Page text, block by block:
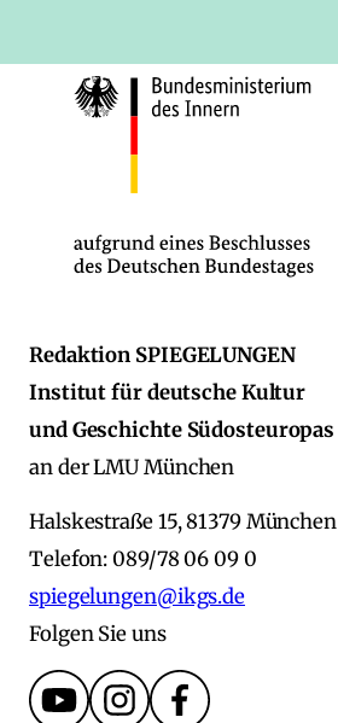
Redaktion SPIEGELUNGEN
Institut für deutsche Kultur
und Geschichte Südosteuropas
an der LMU München
Halskestraße 15, 81379 München
Telefon: 089/78 06 09 0
spiegelungen@ikgs.de
Folgen Sie uns